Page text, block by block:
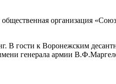
организация
В гости к Воронежским
генерала армии